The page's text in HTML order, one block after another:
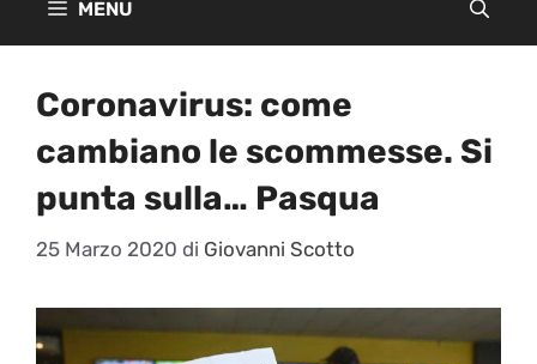
MENU
Coronavirus: come
cambiano le scommesse. Si
punta sulla… Pasqua
25 Marzo 2020 di Giovanni Scotto